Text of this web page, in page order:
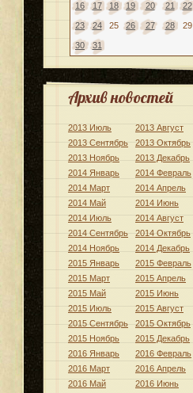
16 17 18 19 20 21 22
23 24 25 26 27 28 29
30 31
Архив новостей
2013 Июль
2013 Август
2013 Сентябрь
2013 Октябрь
2013 Ноябрь
2013 Декабрь
2014 Январь
2014 Февраль
2014 Март
2014 Апрель
2014 Май
2014 Июнь
2014 Июль
2014 Август
2014 Сентябрь
2014 Октябрь
2014 Ноябрь
2014 Декабрь
2015 Январь
2015 Февраль
2015 Март
2015 Апрель
2015 Май
2015 Июнь
2015 Июль
2015 Август
2015 Сентябрь
2015 Октябрь
2015 Ноябрь
2015 Декабрь
2016 Январь
2016 Февраль
2016 Март
2016 Апрель
2016 Май
2016 Июнь